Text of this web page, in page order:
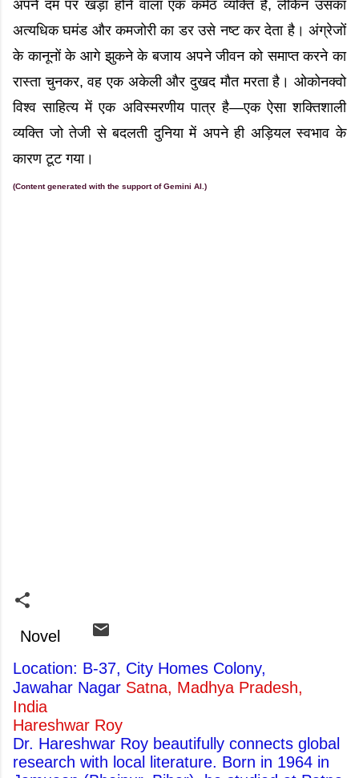
अपने दम पर खड़ा होने वाला एक कर्मठ व्यक्ति है, लेकिन उसका
अत्यधिक घमंड और कमजोरी का डर उसे नष्ट कर देता है। अंग्रेजों
के कानूनों के आगे झुकने के बजाय अपने जीवन को समाप्त करने का
रास्ता चुनकर, वह एक अकेली और दुखद मौत मरता है। ओकोनक्वो
विश्व साहित्य में एक अविस्मरणीय पात्र है—एक ऐसा शक्तिशाली
व्यक्ति जो तेजी से बदलती दुनिया में अपने ही अड़ियल स्वभाव के
कारण टूट गया।
(Content generated with the support of Gemini AI.)
Novel
Location: B-37, City Homes Colony,
Jawahar Nagar Satna, Madhya Pradesh,
India
Hareshwar Roy
Dr. Hareshwar Roy beautifully connects global
research with local literature. Born in 1964 in